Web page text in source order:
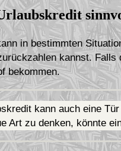
in bestimmten
kannst.
bekommen.
kann auch eine
Art zu denken, könnte